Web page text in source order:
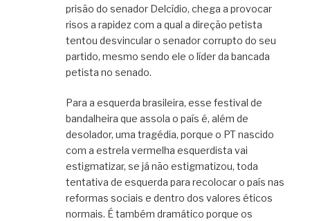
prisão do senador Delcídio, chega a provocar
risos a rapidez com a qual a direção petista
tentou desvincular o senador corrupto do seu
partido, mesmo sendo ele o líder da bancada
petista no senado.
Para a esquerda brasileira, esse festival de
bandalheira que assola o país é, além de
desolador, uma tragédia, porque o PT nascido
com a estrela vermelha esquerdista vai
estigmatizar, se já não estigmatizou, toda
tentativa de esquerda para recolocar o país nas
reformas sociais e dentro dos valores éticos
normais. É também dramático porque os